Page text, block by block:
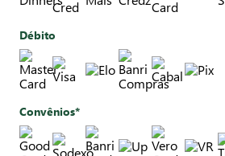
Débito
Convênios*